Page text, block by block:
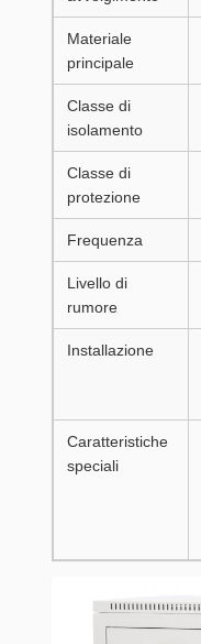
Materiale
principale
Classe di
isolamento
Classe di
protezione
Frequenza
Livello di
rumore
Installazione
Caratteristiche
speciali